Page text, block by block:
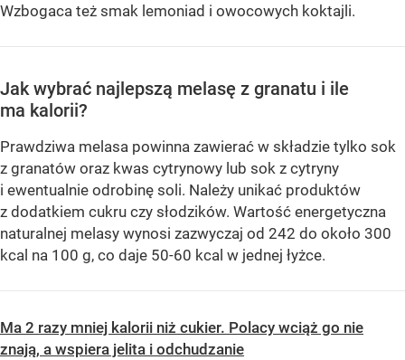
Wzbogaca też smak lemoniad i owocowych koktajli.
Jak wybrać najlepszą melasę z granatu i ile
ma kalorii?
Prawdziwa melasa powinna zawierać w składzie tylko sok
z granatów oraz kwas cytrynowy lub sok z cytryny
i ewentualnie odrobinę soli. Należy unikać produktów
z dodatkiem cukru czy słodzików. Wartość energetyczna
naturalnej melasy wynosi zazwyczaj od 242 do około 300
kcal na 100 g, co daje 50-60 kcal w jednej łyżce.
Ma 2 razy mniej kalorii niż cukier. Polacy wciąż go nie
znają, a wspiera jelita i odchudzanie